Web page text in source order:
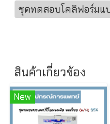
ชุดทดสอบโคลิฟอร์มแ
สินค้าเกี่ยวข้อง
New